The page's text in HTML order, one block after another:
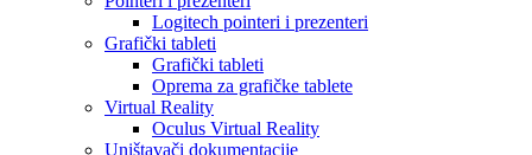
Logitech pointeri i prezenteri
Grafički tableti
Grafički tableti
Oprema za grafičke tablete
Virtual Reality
Oculus Virtual Reality
Uništavači dokumentacije